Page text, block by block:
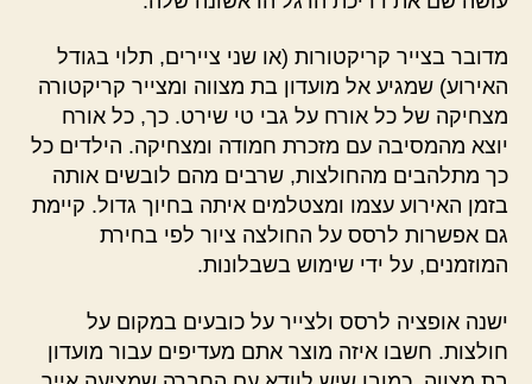
מדובר בצייר קריקטורות (או שני ציירים, תלוי בגודל
האירוע) שמגיע אל מועדון בת מצווה ומצייר קריקטורה
מצחיקה של כל אורח על גבי טי שירט. כך, כל אורח
יוצא מהמסיבה עם מזכרת חמודה ומצחיקה. הילדים כל
כך מתלהבים מהחולצות, שרבים מהם לובשים אותה
בזמן האירוע עצמו ומצטלמים איתה בחיוך גדול. קיימת
גם אפשרות לרסס על החולצה ציור לפי בחירת
המוזמנים, על ידי שימוש בשבלונות.
ישנה אופציה לרסס ולצייר על כובעים במקום על
חולצות. חשבו איזה מוצר אתם מעדיפים עבור מועדון